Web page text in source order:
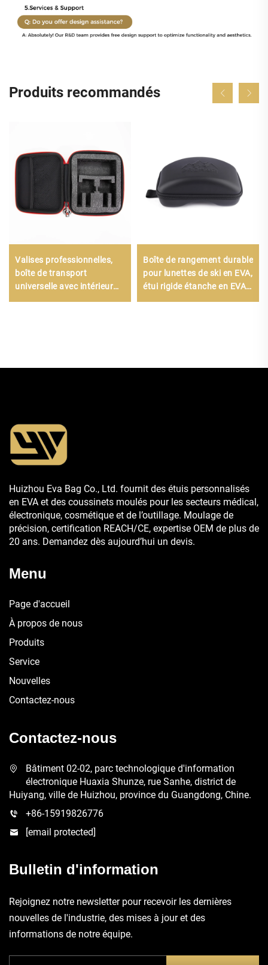
Produits recommandés
Valises professionnelles,
boîte de transport
universelle avec intérieur
Boîte de rangement durable
pour lunettes de ski en EVA,
étui rigide étanche en EVA
Huizhou Eva Bag Co., Ltd. fournit des étuis personnalisés
en EVA et des coussinets moulés pour les secteurs médical,
électronique, cosmétique et de l’outillage. Moulage de
précision, certification REACH/CE, expertise OEM de plus de
20 ans. Demandez dès aujourd’hui un devis.
Menu
Page d'accueil
À propos de nous
Produits
Service
Nouvelles
Contactez-nous
Contactez-nous
Bâtiment 02-02, parc technologique d'information
électronique Huaxia Shunze, rue Sanhe, district de
Huiyang, ville de Huizhou, province du Guangdong, Chine.
+86-15919826776
[email protected]
Bulletin d'information
Rejoignez notre newsletter pour recevoir les dernières
nouvelles de l'industrie, des mises à jour et des
informations de notre équipe.